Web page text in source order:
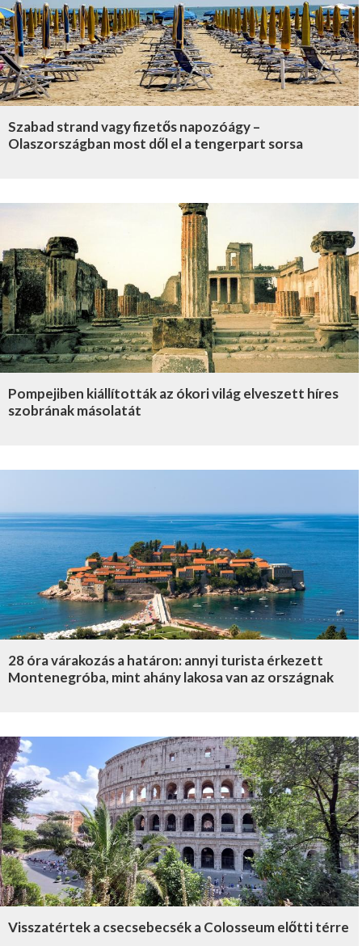
Szabad strand vagy fizetős napozóágy –
Olaszországban most dől el a tengerpart sorsa
Pompejiben kiállították az ókori világ elveszett híres
szobrának másolatát
28 óra várakozás a határon: annyi turista érkezett
Montenegróba, mint ahány lakosa van az országnak
Visszatértek a csecsebecsék a Colosseum előtti térre